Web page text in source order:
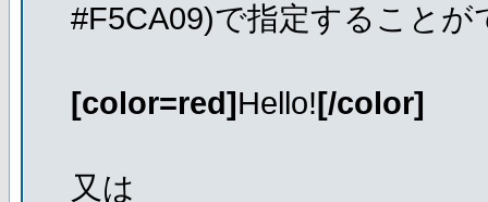
#F5CA09)で指定することが
[color=red]Hello![/color]
又は